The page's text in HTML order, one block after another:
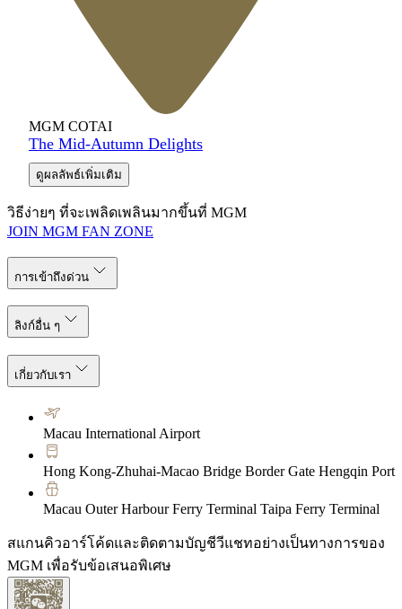
MGM COTAI
The Mid-Autumn Delights
ดูผลลัพธ์เพิ่มเติม
วิธีง่ายๆ ที่จะเพลิดเพลินมากขึ้นที่ MGM
JOIN MGM FAN ZONE
การเข้าถึงด่วน
ลิงก์อื่น ๆ
เกี่ยวกับเรา
Macau International Airport
Hong Kong-Zhuhai-Macao Bridge Border Gate Hengqin Port
Macau Outer Harbour Ferry Terminal Taipa Ferry Terminal
สแกนคิวอาร์โค้ดและติดตามบัญชีวีแชทอย่างเป็นทางการของ
MGM เพื่อรับข้อเสนอพิเศษ